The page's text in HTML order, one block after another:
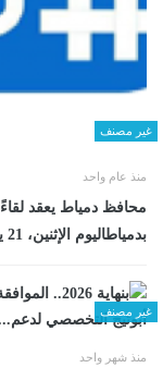
غير مصنف
منذ عام واحد
محافظ دمياط يعقد
بدمياطاليوم الإثنين، 21 يوليو 2025 05:12 مـ
غير مصنف
منذ شهر واحد